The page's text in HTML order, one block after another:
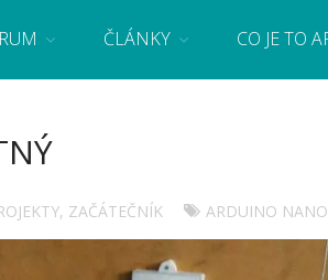
se základy programování a elektroniky zábavnou
ČLÁNKY CO JE TO
, ZAČÁTEČNÍK ARDUINO NANO